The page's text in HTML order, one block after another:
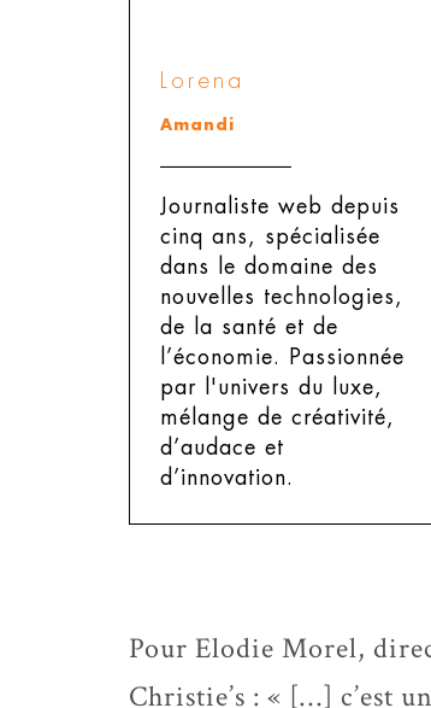
Lorena
Amandi
Journaliste web depuis
cinq ans, spécialisée
dans le domaine des
nouvelles technologies,
de la santé et de
l’économie. Passionnée
par l'univers du luxe,
mélange de créativité,
d’audace et
d’innovation.
Pour Elodie Morel,
Christie’s : « […] c’est